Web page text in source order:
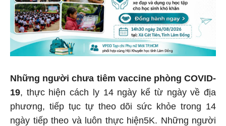
Những người chưa tiêm vaccine phòng COVID-
19, thực hiện cách ly 14 ngày kể từ ngày về địa
phương, tiếp tục tự theo dõi sức khỏe trong 14
ngày tiếp theo và luôn thực hiện5K. Những người